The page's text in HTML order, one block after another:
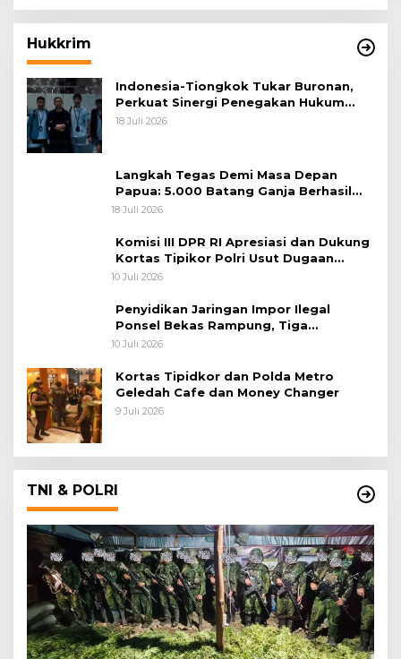
Hukkrim
Indonesia-Tiongkok Tukar Buronan,
Perkuat Sinergi Penegakan Hukum
Lintas Negara
18 Juli 2026
Langkah Tegas Demi Masa Depan
Papua: 5.000 Batang Ganja Berhasil
Diungkap Koops TNI Habema
18 Juli 2026
Komisi III DPR RI Apresiasi dan Dukung
Kortas Tipikor Polri Usut Dugaan
Korupsi Batu Bara
10 Juli 2026
Penyidikan Jaringan Impor Ilegal
Ponsel Bekas Rampung, Tiga
Tersangka Sudah P-21 dan Satu Buron
10 Juli 2026
Kortas Tipidkor dan Polda Metro
Geledah Cafe dan Money Changer
9 Juli 2026
TNI & POLRI